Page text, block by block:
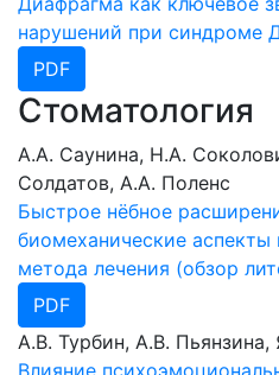
нарушений при синдроме
PDF
Стоматология
А.А. Саунина, Н.А.
Cолдатов, А.А. Поленс
Быстрое нёбное
биомеханические
метода лечения (обзор
PDF
А.В. Турбин, А.В.